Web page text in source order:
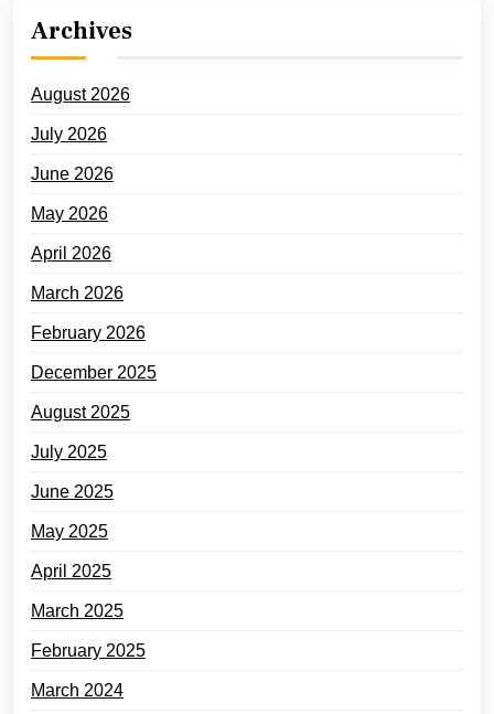
Archives
August 2026
July 2026
June 2026
May 2026
April 2026
March 2026
February 2026
December 2025
August 2025
July 2025
June 2025
May 2025
April 2025
March 2025
February 2025
March 2024